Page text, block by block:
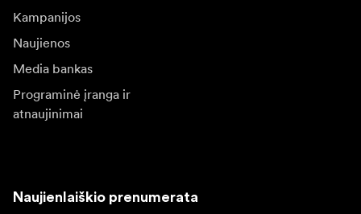
Kampanijos
Naujienos
Media bankas
Programinė įranga ir
atnaujinimai
Naujienlaiškio prenumerata